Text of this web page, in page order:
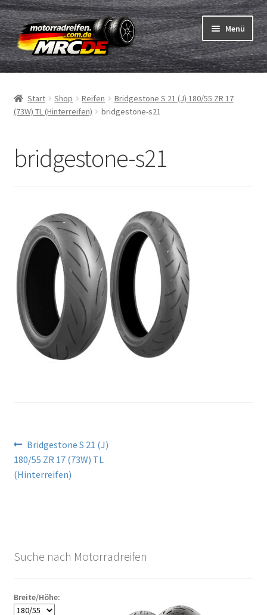
Zur
Navigation
springen
Zum
Inhalt
springen
Menü
Reifen
Schläuche
ABC
Marken
Kontakt
Start Shop Reifen
Bridgestone S 21 (J) 180/55 ZR 17
(73W) TL (Hinterreifen)
bridgestone-s21
bridgestone-s21
Beitragsnavigation
Vorheriger
Beitrag:
Bridgestone S 21 (J)
180/55 ZR 17 (73W) TL
(Hinterreifen)
Suche nach Motorradreifen
Breite/Höhe: